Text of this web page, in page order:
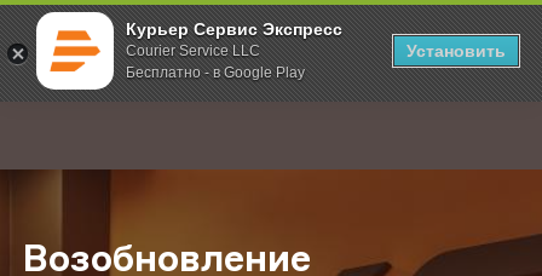
Курьер Сервис Экспресс
Courier Service LLC
Бесплатно - в Google Play
Установить
; Главная О компании Новости Возобновление регулярного
Возобновление